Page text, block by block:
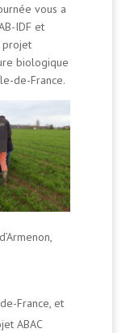
vous a
IDF et
projet
biologique
de-France.
France, et
ABAC